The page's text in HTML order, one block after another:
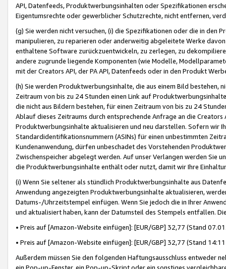
API, Datenfeeds, Produktwerbungsinhalten oder Spezifikationen
Eigentumsrechte oder gewerblicher Schutzrechte, nicht entfernen,
(g) Sie werden nicht versuchen, (i) die Spezifikationen oder die in
manipulieren, zu reparieren oder anderweitig abgeleitete Werke
enthaltene Software zurückzuentwickeln, zu zerlegen, zu
andere zugrunde liegende Komponenten (wie Modelle,
mit der Creators API, der PA API, Datenfeeds oder in den Produkt
(h) Sie werden Produktwerbungsinhalte, die aus einem Bild bestehen,
Zeitraum von bis zu 24 Stunden einen Link auf
die nicht aus Bildern bestehen, für einen Zeitraum von bis zu 24
Ablauf dieses Zeitraums durch entsprechende Anfrage an die
Produktwerbungsinhalte aktualisieren und neu darstellen. Sofern wir
Standardidentifikationsnummern (ASINs) für einen unbestimmten
Kundenanwendung, dürfen unbeschadet des Vorstehenden
Zwischenspeicher abgelegt werden. Auf unser Verlangen werden Sie
die Produktwerbungsinhalte enthält oder nutzt, damit wir Ihre
(i) Wenn Sie seltener als stündlich Produktwerbungsinhalte aus
Anwendung angezeigten Produktwerbungsinhalte aktualisieren,
Datums-/Uhrzeitstempel einfügen. Wenn Sie jedoch die in Ihrer
und aktualisiert haben, kann der Datumsteil des Stempels entfallen.
• Preis auf [Amazon-Website einfügen]: [EUR/GBP] 32,77 (Stand
• Preis auf [Amazon-Website einfügen]: [EUR/GBP] 32,77 (Stand
Außerdem müssen Sie den folgenden Haftungsausschluss entweder
ein Pop-up-Fenster, ein Pop-up-Skript oder ein sonstiges